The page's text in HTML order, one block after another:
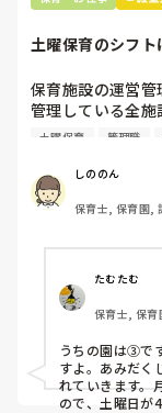
います
土曜保育のシフ
保育施設の運営管
管理している全
曜保育だけは入
て入職している
出勤が出来ない方
①土曜日の希望
②毎月、必ず土
クアップしてもらう
③仮シフトが出
人を交渉して見つ
上記のいずれか
土曜保育 管理職
しののん
保育士, 保育園,
たむたむ
保育士, 保
うちの園は③で
すよ。あみだく
れていきます。
ので、土曜日が